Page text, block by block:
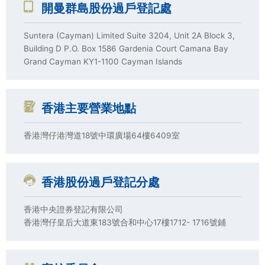
開曼群島股份過戶登記處
Suntera (Cayman) Limited Suite 3204, Unit 2A Block 3,
Building D P.O. Box 1586 Gardenia Court Camana Bay
Grand Cayman KY1-1100 Cayman Islands
香港主要營業地點
香港灣仔港灣道18號中環廣場64樓6409室
香港股份過戶登記分處
香港中央證券登記有限公司
香港灣仔皇后大道東183號合和中心17樓1712- 1716號鋪